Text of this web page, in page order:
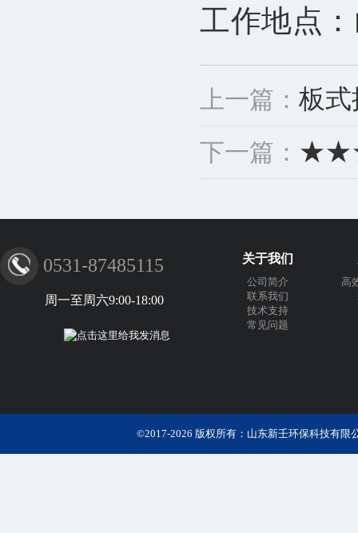
工作地点：
上一篇： 板
下一篇： ★★★
0531-87485115
周一至周六9:00-18:00
关于我们
公司简介
联系我们
技术支持
常见问题
高
©2017-2026 版权所有：山东新壬环保科技有